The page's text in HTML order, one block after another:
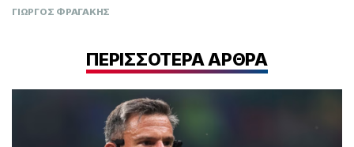
ΓΙΩΡΓΟΣ ΦΡΑΓΑΚΗΣ
ΠΕΡΙΣΣΟΤΕΡΑ ΑΡΘΡΑ